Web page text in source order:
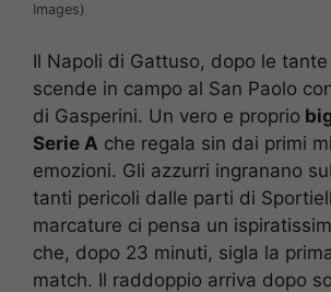
Images)
Il Napoli di Gattuso, dopo le
scende in campo al San Paolo
di Gasperini. Un vero e proprio
Serie A che regala sin dai primi
emozioni. Gli azzurri ingranano
tanti pericoli dalle parti di
marcature ci pensa un
che, dopo 23 minuti, sigla la
match. Il raddoppio arriva dopo